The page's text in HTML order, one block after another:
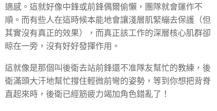
適感。這就好像中鋒或前鋒偶爾偷懶，團隊就會運作不
順。而有些人在這時候本能地會讓淺層肌緊繃去保護（但
其實沒有真正的效果），而真正該工作的深層核心肌群卻
晾在一旁，沒有好好發揮作用。
這就像是那個叫後衛去站前鋒還不准隊友幫忙的教練，後
衛滿頭大汗地幫忙撐住輕微前彎的姿勢，等到你想把背脊
直起來時，後衛已經筋疲力竭加角色錯亂了！